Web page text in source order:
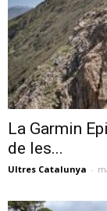
La Garmin
de les...
Ultres Catalunya -